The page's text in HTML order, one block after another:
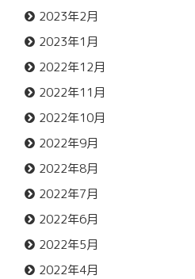
2023年2月
2023年1月
2022年12月
2022年11月
2022年10月
2022年9月
2022年8月
2022年7月
2022年6月
2022年5月
2022年4月